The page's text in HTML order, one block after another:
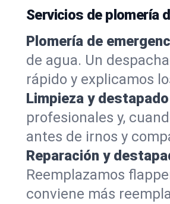
Servicios de plomería
Plomería de
de agua. Un
rápido y explicamos
Limpieza y
profesionales y,
antes de irnos y
Reparación y
Reemplazamos
conviene más